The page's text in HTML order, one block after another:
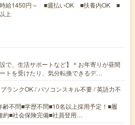
時給1450円～ ■週払いOK ■扶養内OK ■
上
で、生活サポートなど】＊お年寄りが昼間
トを受けたり、気分転換できるデ…
ランクOK / パソコンスキル不要 / 英語力不
齢不問■学歴不問■10名以上採用予定！■履
約■社会保険完備■社員登用…